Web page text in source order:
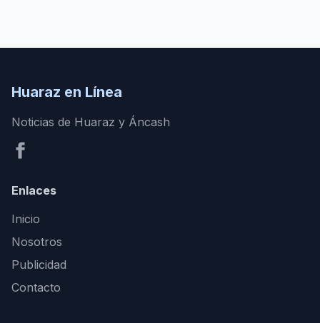
Huaraz en Línea
Noticias de Huaraz y Áncash
Enlaces
Inicio
Nosotros
Publicidad
Contacto